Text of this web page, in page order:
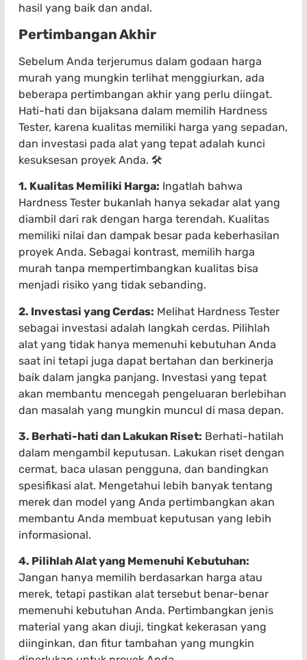
hasil yang baik dan andal.
Pertimbangan Akhir
Sebelum Anda terjerumus dalam godaan harga
murah yang mungkin terlihat menggiurkan, ada
beberapa pertimbangan akhir yang perlu diingat.
Hati-hati dan bijaksana dalam memilih Hardness
Tester, karena kualitas memiliki harga yang sepadan,
dan investasi pada alat yang tepat adalah kunci
kesuksesan proyek Anda. 🛠️
1. Kualitas Memiliki Harga: Ingatlah bahwa
Hardness Tester bukanlah hanya sekadar alat yang
diambil dari rak dengan harga terendah. Kualitas
memiliki nilai dan dampak besar pada keberhasilan
proyek Anda. Sebagai kontrast, memilih harga
murah tanpa mempertimbangkan kualitas bisa
menjadi risiko yang tidak sebanding.
2. Investasi yang Cerdas: Melihat Hardness Tester
sebagai investasi adalah langkah cerdas. Pilihlah
alat yang tidak hanya memenuhi kebutuhan Anda
saat ini tetapi juga dapat bertahan dan berkinerja
baik dalam jangka panjang. Investasi yang tepat
akan membantu mencegah pengeluaran berlebihan
dan masalah yang mungkin muncul di masa depan.
3. Berhati-hati dan Lakukan Riset: Berhati-hatilah
dalam mengambil keputusan. Lakukan riset dengan
cermat, baca ulasan pengguna, dan bandingkan
spesifikasi alat. Mengetahui lebih banyak tentang
merek dan model yang Anda pertimbangkan akan
membantu Anda membuat keputusan yang lebih
informasional.
4. Pilihlah Alat yang Memenuhi Kebutuhan:
Jangan hanya memilih berdasarkan harga atau
merek, tetapi pastikan alat tersebut benar-benar
memenuhi kebutuhan Anda. Pertimbangkan jenis
material yang akan diuji, tingkat kekerasan yang
diinginkan, dan fitur tambahan yang mungkin